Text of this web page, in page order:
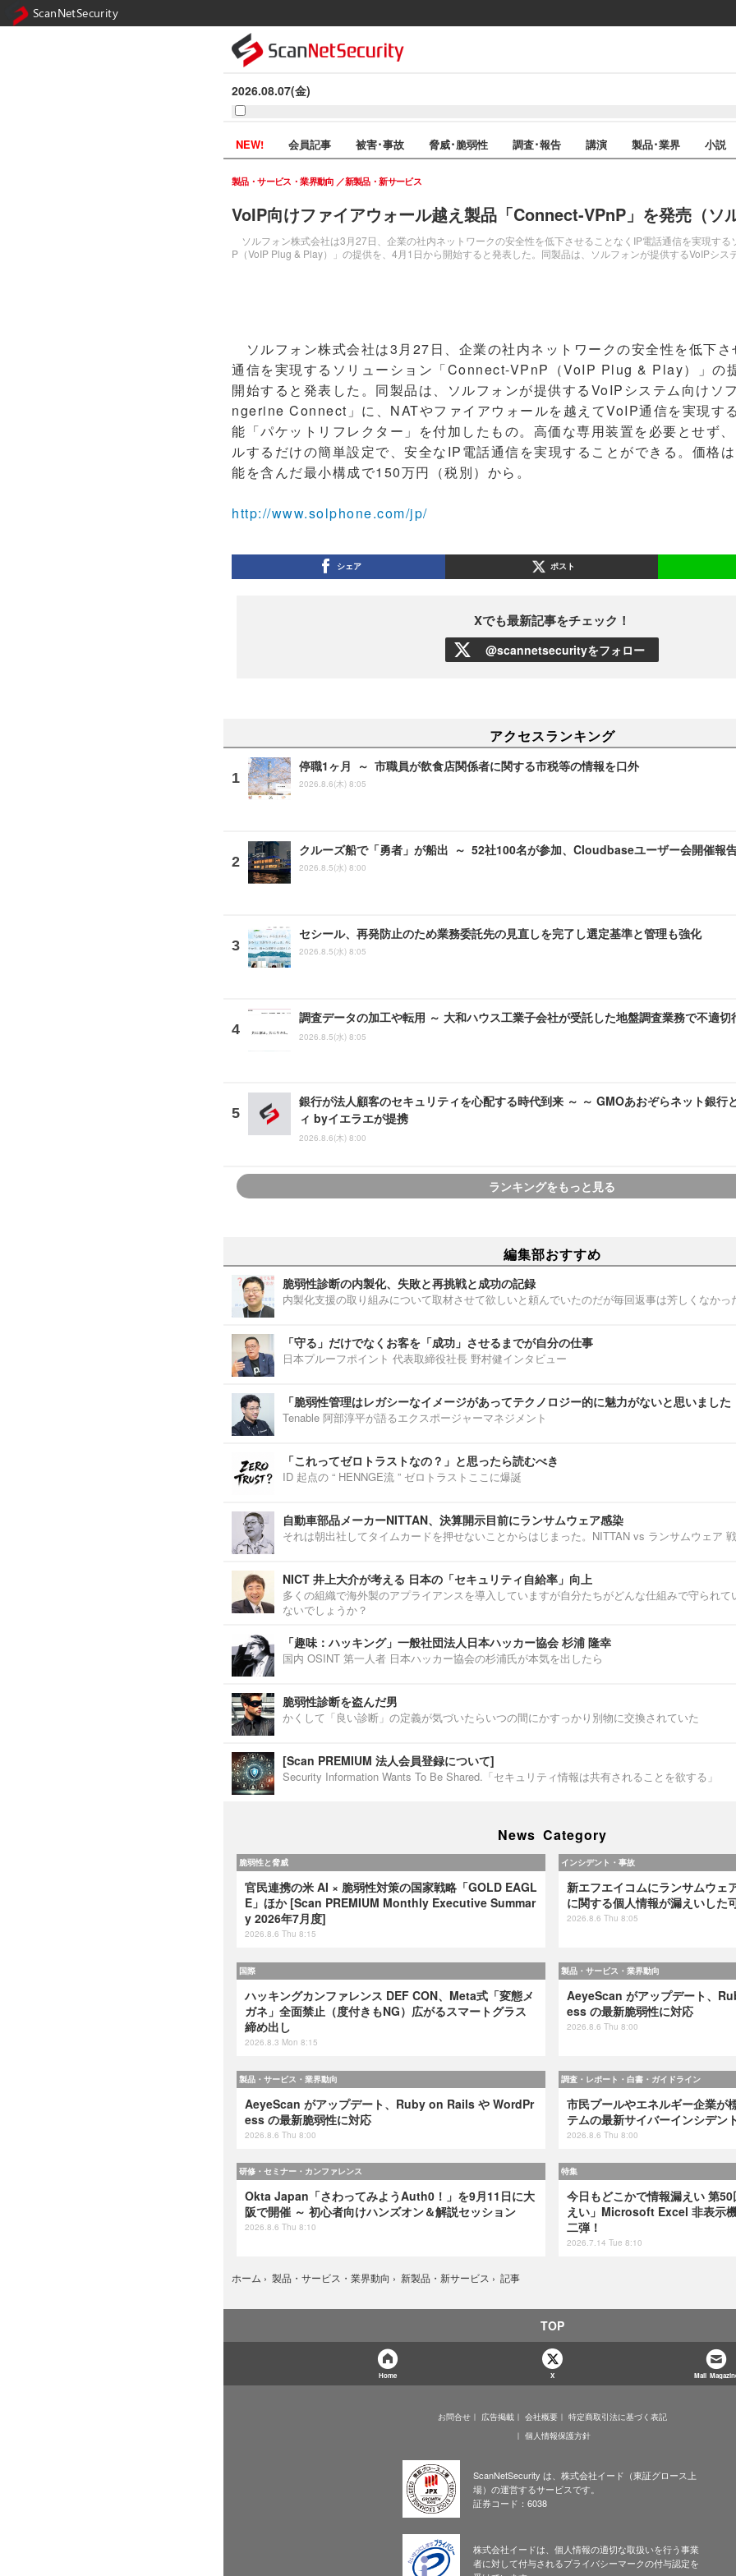
2026.08.07(金)
NEW! 会員記事 被害･事故 脅威･脆弱性 調査･報告 講演 製品･業界 小説
VoIP向けファイアウォール越え製品「Connect-VPnP」を発売（ソ
ソルフォン株式会社は3月27日、企業の社内ネットワークの安全性を低下させることなくIP電話通信を実現する
P（VoIP Plug & Play）」の提供を、4月1日から開始すると発表した。同製品は、ソルフォンが提供するVoIPシス
製品・サービス・業界動向 新製品・新サービス
ソルフォン株式会社は3月27日、企業の社内ネットワークの安全性を低下
通信を実現するソリューション「Connect-VPnP（VoIP Plug & Play）」の
開始すると発表した。同製品は、ソルフォンが提供するVoIPシステム向けソ
ngerine Connect」に、NATやファイアウォールを越えてVoIP通信を実現す
能「パケットリフレクター」を付加したもの。高価な専用装置を必要とせず
ルするだけの簡単設定で、安全なIP電話通信を実現することができる。価格
能を含んだ最小構成で150万円（税別）から。
http://www.solphone.com/jp/
シェア ポスト
Xでも最新記事をチェック！
@scannetsecurityをフォロー
アクセスランキング
停職1ヶ月 ～ 市職員が飲食店関係者に関する市税等の情報を口外
2026.8.6(木) 8:05
クルーズ船で「勇者」が船出 ～ 52社100名が参加、Cloudbaseユーザー会開催報
2026.8.5(水) 8:00
セシール、再発防止のため業務委託先の見直しを完了し選定基準と管理も強化
2026.8.5(水) 8:05
調査データの加工や転用 ～ 大和ハウス工業子会社が受託した地盤調査業務で不適切
2026.8.5(水) 8:05
銀行が法人顧客のセキュリティを心配する時代到来 ～ ～ GMOあおぞらネット銀行
ィ byイエラエが提携
2026.8.6(木) 8:00
ランキングをもっと見る
編集部おすすめ
脆弱性診断の内製化、失敗と再挑戦と成功の記録
内製化支援の取り組みについて取材させて欲しいと頼んでいたのだが毎回返事は芳しくなかっ
「守る」だけでなくお客を「成功」させるまでが自分の仕事
日本プルーフポイント 代表取締役社長 野村健インタビュー
「脆弱性管理はレガシーなイメージがあってテクノロジー的に魅力がないと思いました
Tenable 阿部淳平が語るエクスポージャーマネジメント
「これってゼロトラストなの？」と思ったら読むべき
ID 起点の “ HENNGE流 ” ゼロトラストここに爆誕
自動車部品メーカーNITTAN、決算開示目前にランサムウェア感染
それは朝出社してタイムカードを押せないことからはじまった。NITTAN vs ランサムウェア
NICT 井上大介が考える 日本の「セキュリティ自給率」向上
多くの組織で海外製のアプライアンスを導入していますが自分たちがどんな仕組みで守られ
ないでしょうか？
「趣味：ハッキング」一般社団法人日本ハッカー協会 杉浦 隆幸
国内 OSINT 第一人者 日本ハッカー協会の杉浦氏が本気を出したら
脆弱性診断を盗んだ男
かくして「良い診断」の定義が気づいたらいつの間にかすっかり別物に交換されていた
[Scan PREMIUM 法人会員登録について]
Security Information Wants To Be Shared.「セキュリティ情報は共有されることを欲する」
News Category
脆弱性と脅威
官民連携の米 AI × 脆弱性対策の国家戦略「GOLD EAGL
E」ほか [Scan PREMIUM Monthly Executive Summar
y 2026年7月度]
2026.8.6 Thu 8:15
インシデント・事故
新エフエイコムにランサムウェ
に関する個人情報が漏えいした
2026.8.6 Thu 8:05
国際
ハッキングカンファレンス DEF CON、Meta式「変態メ
ガネ」全面禁止（度付きもNG）広がるスマートグラス
締め出し
2026.8.3 Mon 8:15
製品・サービス・業界動向
AeyeScan がアップデート、
ess の最新脆弱性に対応
2026.8.6 Thu 8:00
製品・サービス・業界動向
AeyeScan がアップデート、Ruby on Rails や WordPr
ess の最新脆弱性に対応
2026.8.6 Thu 8:00
調査・レポート・白書・ガイドライン
市民プールやエネルギー企業が
テムの最新サイバーインシデン
2026.8.6 Thu 8:00
研修・セミナー・カンファレンス
Okta Japan「さわってみようAuth0！」を9月11日に大
阪で開催 ～ 初心者向けハンズオン＆解説セッション
2026.8.6 Thu 8:10
特集
今日もどこかで情報漏えい 第
えい」Microsoft Excel 非表示
二弾！
2026.7.14 Tue 8:10
ホーム › 製品・サービス・業界動向 › 新製品・新サービス › 記事
TOP
Home X Mail
お問合せ 広告掲載 会社概要
特定商取引法に基づく表記
個人情報保護方針
ScanNetSecurity は、株式会社イード（東証グロース上
場）の運営するサービスです。
証券コード：6038
株式会社イードは、個人情報の適切な取扱いを行う事業
者に対して付与されるプライバシーマークの付与認定を
ScanNetSecurity